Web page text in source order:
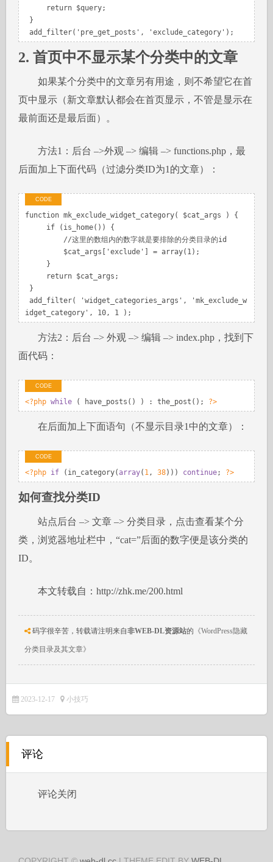
add_filter('pre_get_posts', 'exclude_category');
2. 首页中不显示某个分类中的文章
如果某个分类中的文章另有用途，则不希望它在首
页中显示（新文章默认都会在首页显示，不管是显示在
最前面还是最后面）。
方法1：后台 –>外观 –> 编辑 –> functions.php，最
后面加上下面代码（过滤分类ID为1的文章）：
function mk_exclude_widget_category( $cat_args ) {
idget_category', 10, 1 );
方法2：后台 –> 外观 –> 编辑 –> index.php，找到下
面代码：
<?php while ( have_posts() ) : the_post(); ?>
在后面加上下面语句（不显示目录1中的文章）：
<?php if (in_category( array( 1, 38))) continue; ?>
如何查找分类ID
站点后台 –> 文章 –> 分类目录，点击查看某个分
类，浏览器地址栏中，“cat=”后面的数字便是该分类的
ID。
本文转载自：http://zhk.me/200.html
码字很辛苦，转载请注明来自非WEB-DL资源站的 《WordPress隐藏
分类目录及其文章》
2023-12-17 小技巧
评论
评论关闭